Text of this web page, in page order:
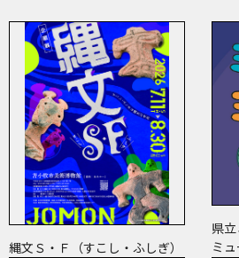
縄文Ｓ・Ｆ（すこし・ふしぎ）
県
ミ